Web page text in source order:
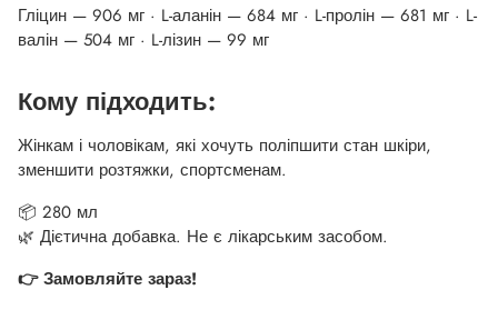
Гліцин — 906 мг · L-аланін — 684 мг · L-пролін — 681 мг · L-
валін — 504 мг · L-лізин — 99 мг
Кому підходить:
Жінкам і чоловікам, які хочуть поліпшити стан шкіри,
зменшити розтяжки, спортсменам.
📦 280 мл
🌿 Дієтична добавка. Не є лікарським засобом.
👉 Замовляйте зараз!